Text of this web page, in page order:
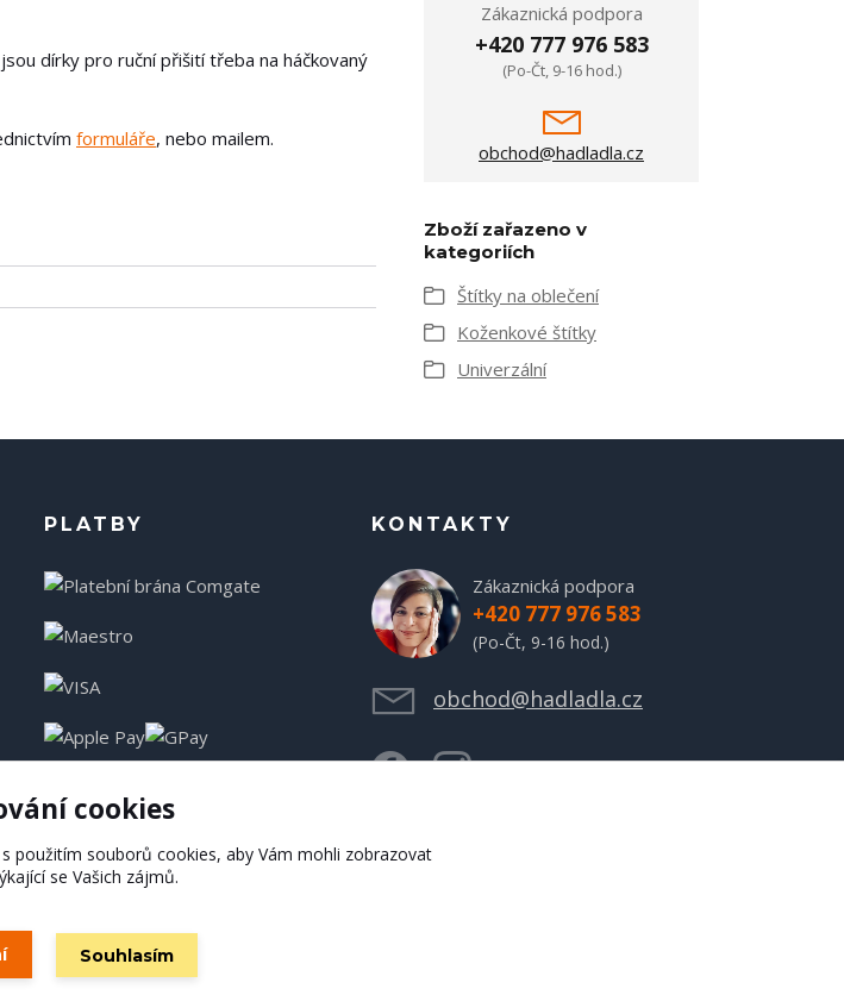
dírky pro ruční přišití třeba na háčkovaný
formuláře, nebo mailem.
Zákaznická podpora
+420 777 976 583
(Po-Čt, 9-16 hod.)
obchod@hadladla.cz
Zboží zařazeno v
kategoriích
Štítky na oblečení
Koženkové štítky
Univerzální
PLATBY KONTAKTY
Zákaznická podpora
+420 777 976 583
(Po-Čt, 9-16 hod.)
obchod@hadladla.cz
Hadladla.cz
cookies
s použitím souborů cookies, aby Vám mohli zobrazovat
se Vašich zájmů.
Souhlasím